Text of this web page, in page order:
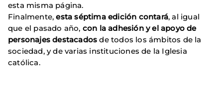
esta misma página.
Finalmente,esta séptima edición contará, al igual
que el pasado año, con la adhesión y el apoyo de
personajes destacados de todos los ámbitos de la
sociedad, y de varias instituciones de la Iglesia
católica.